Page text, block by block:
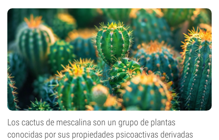
Los cactus de mescalina son un grupo de plantas
conocidas por sus propiedades psicoactivas derivadas